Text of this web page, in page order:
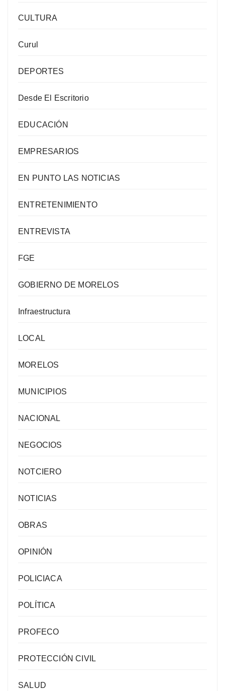
CULTURA
Curul
DEPORTES
Desde El Escritorio
EDUCACIÓN
EMPRESARIOS
EN PUNTO LAS NOTICIAS
ENTRETENIMIENTO
ENTREVISTA
FGE
GOBIERNO DE MORELOS
Infraestructura
LOCAL
MORELOS
MUNICIPIOS
NACIONAL
NEGOCIOS
NOTCIERO
NOTICIAS
OBRAS
OPINIÓN
POLICIACA
POLÍTICA
PROFECO
PROTECCIÓN CIVIL
SALUD